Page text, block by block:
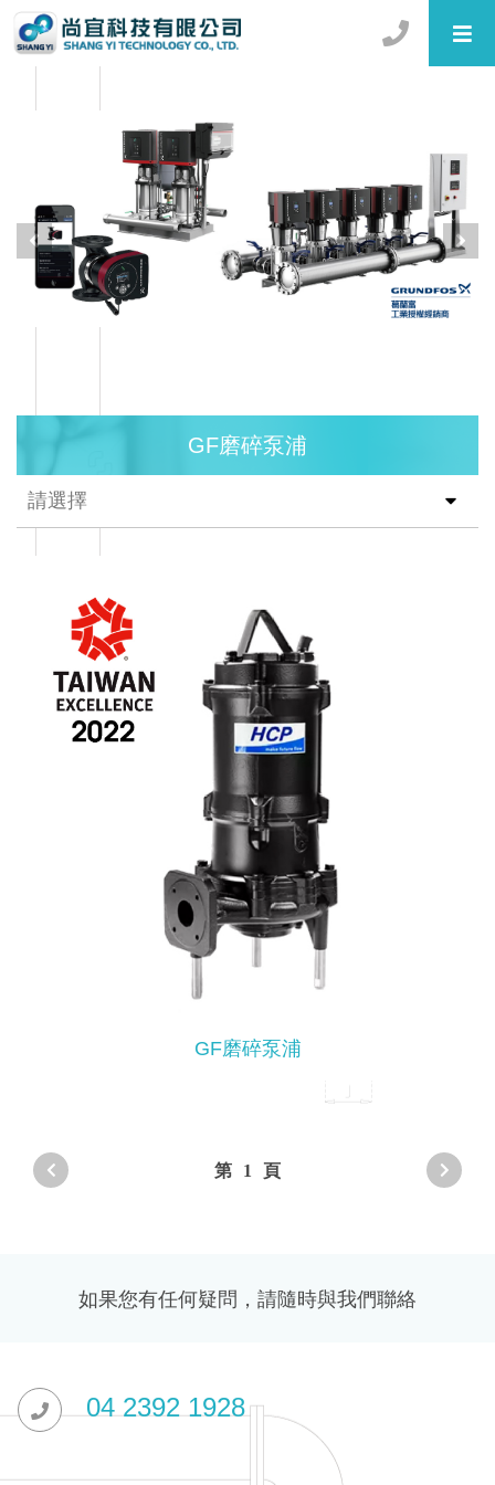
GF磨碎泵浦
GF磨碎泵浦
第 1 頁
如果您有任何疑問，請隨時與我們聯絡
04 2392 1928